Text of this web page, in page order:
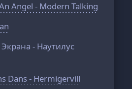
Angel - Modern Talking
Экрана - Наутилус
Dans - Hermigervill